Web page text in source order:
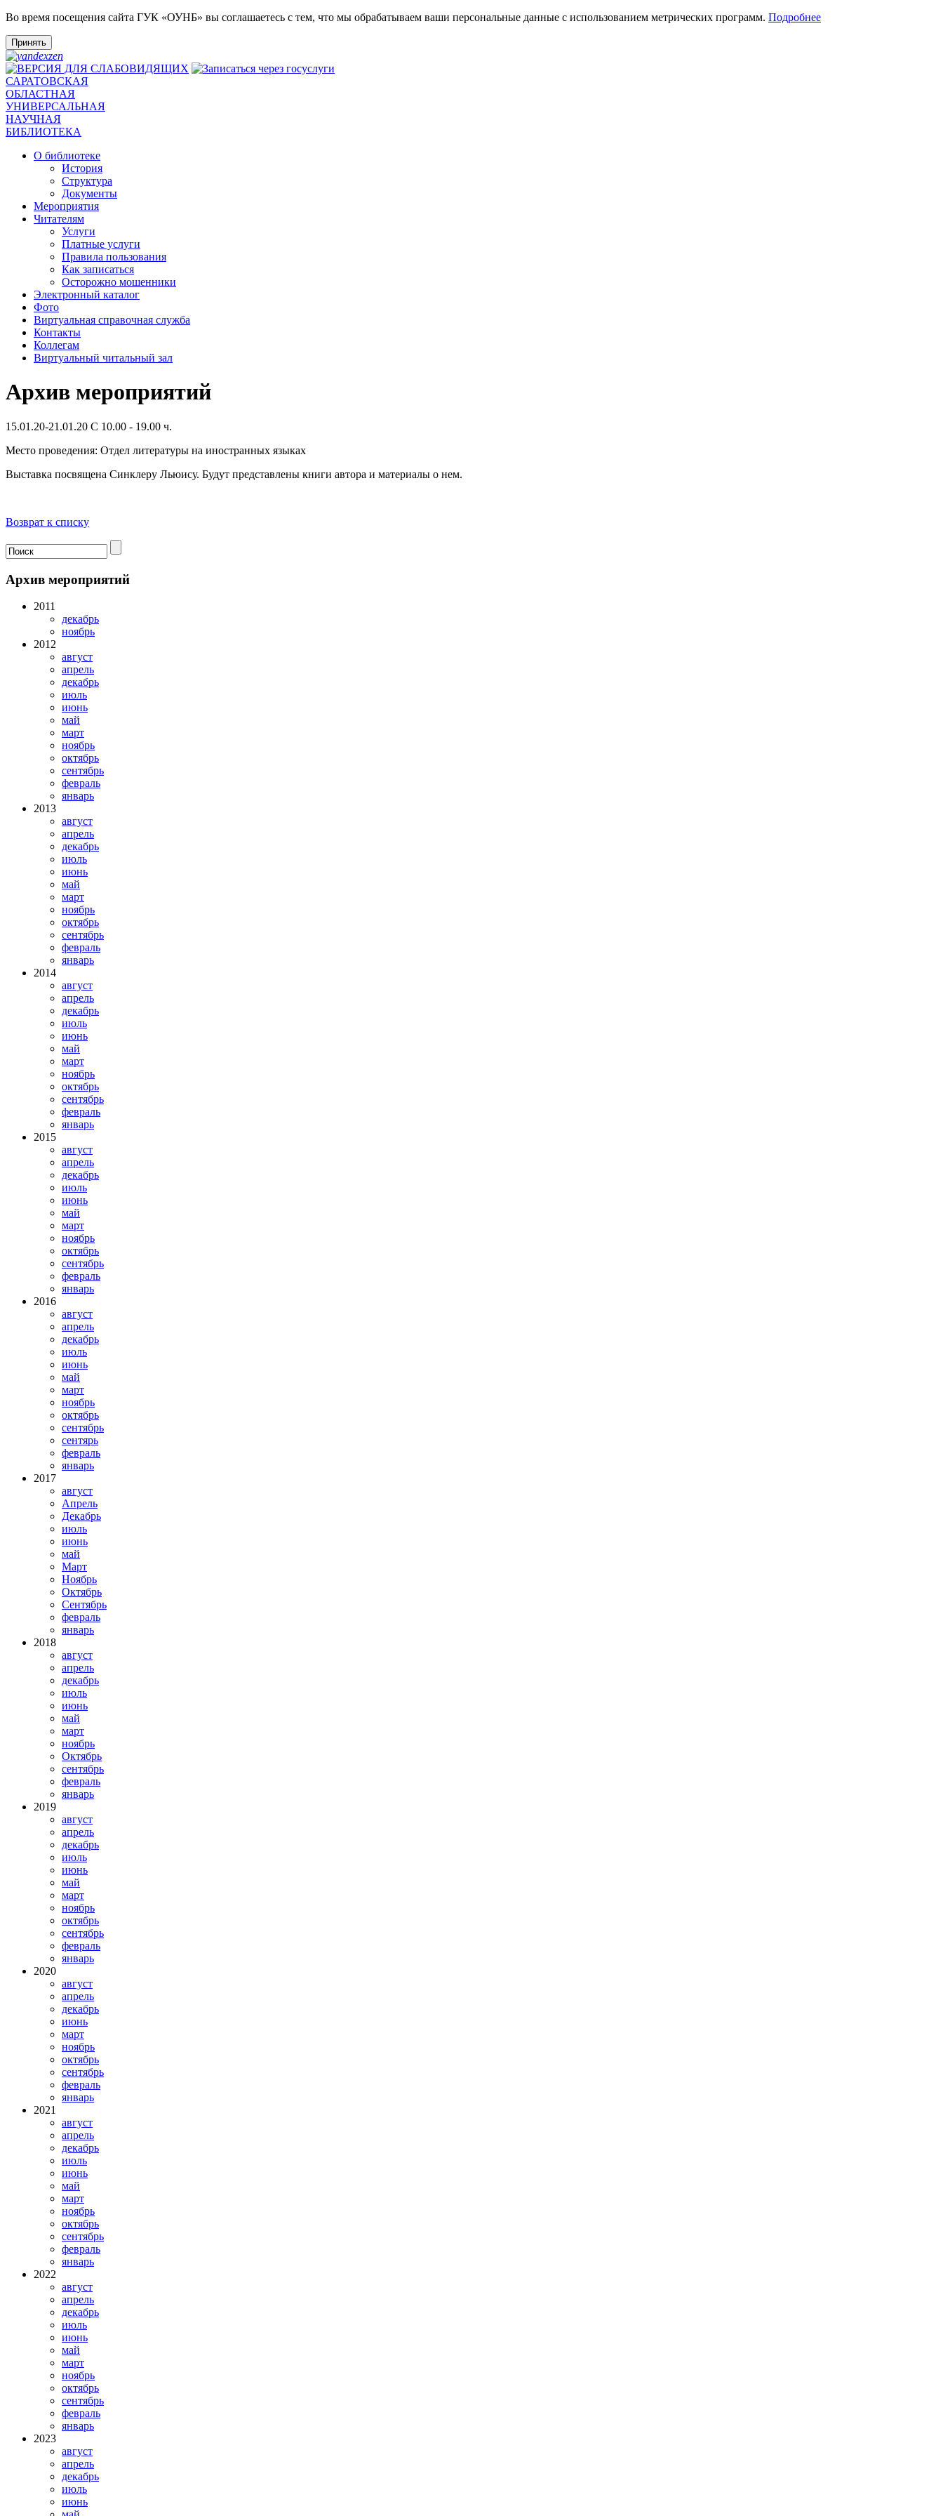
Во время посещения сайта ГУК «ОУНБ» вы соглашаетесь с тем, что мы обрабатываем ваши персональные данные с использованием метрических программ. Подробнее
Принять
САРАТОВСКАЯ
ОБЛАСТНАЯ
УНИВЕРСАЛЬНАЯ
НАУЧНАЯ
БИБЛИОТЕКА
О библиотеке
История
Структура
Документы
Мероприятия
Читателям
Услуги
Платные услуги
Правила пользования
Как записаться
Осторожно мошенники
Электронный каталог
Фото
Виртуальная справочная служба
Контакты
Коллегам
Виртуальный читальный зал
Архив мероприятий
15.01.20-21.01.20 C 10.00 - 19.00 ч.
Место проведения: Отдел литературы на иностранных языках
Выставка посвящена Синклеру Льюису. Будут представлены книги автора и материалы о нем.
Возврат к списку
Архив мероприятий
2011
декабрь
ноябрь
2012
август
апрель
декабрь
июль
июнь
май
март
ноябрь
октябрь
сентябрь
февраль
январь
2013
август
апрель
декабрь
июль
июнь
май
март
ноябрь
октябрь
сентябрь
февраль
январь
2014
август
апрель
декабрь
июль
июнь
май
март
ноябрь
октябрь
сентябрь
февраль
январь
2015
август
апрель
декабрь
июль
июнь
май
март
ноябрь
октябрь
сентябрь
февраль
январь
2016
август
апрель
декабрь
июль
июнь
май
март
ноябрь
октябрь
сентябрь
сентярь
февраль
январь
2017
август
Апрель
Декабрь
июль
июнь
май
Март
Ноябрь
Октябрь
Сентябрь
февраль
январь
2018
август
апрель
декабрь
июль
июнь
май
март
ноябрь
Октябрь
сентябрь
февраль
январь
2019
август
апрель
декабрь
июль
июнь
май
март
ноябрь
октябрь
сентябрь
февраль
январь
2020
август
апрель
декабрь
июнь
март
ноябрь
октябрь
сентябрь
февраль
январь
2021
август
апрель
декабрь
июль
июнь
май
март
ноябрь
октябрь
сентябрь
февраль
январь
2022
август
апрель
декабрь
июль
июнь
май
март
ноябрь
октябрь
сентябрь
февраль
январь
2023
август
апрель
декабрь
июль
июнь